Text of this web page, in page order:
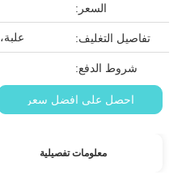
السعر:
تفاصيل التغليف: علبة، 4 أجزاء/صندوق، 54 × 39 × 23 سم
شروط الدفع:
احصل على افضل سعر
معلومات تفصيلية